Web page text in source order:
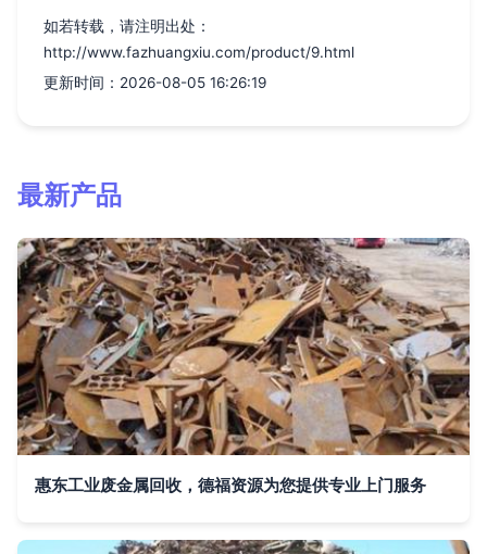
如若转载，请注明出处：
http://www.fazhuangxiu.com/product/9.html
更新时间：2026-08-05 16:26:19
最新产品
惠东工业废金属回收，德福资源为您提供专业上门服务